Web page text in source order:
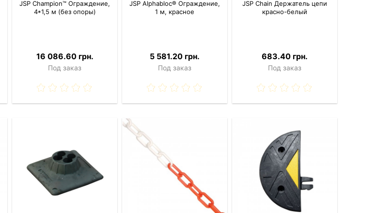
JSP Champion™ Ограждение,
4*1,5 м (без опоры)
16 086.60 грн.
Под заказ
JSP Alphabloc® Ограждение,
1 м, красное
5 581.20 грн.
Под заказ
JSP Chain Держатель цепи
красно-белый
683.40 грн.
Под заказ